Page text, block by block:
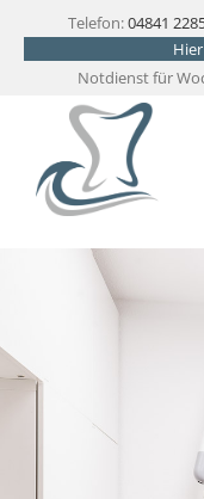
Inhalt
Telefon:04841
Notdienst für